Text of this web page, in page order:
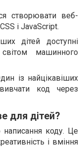
створювати веб-
і JavaScript.
дітей доступні
машинного
із найцікавіших
код через
для дітей?
коду. Це
і вміння